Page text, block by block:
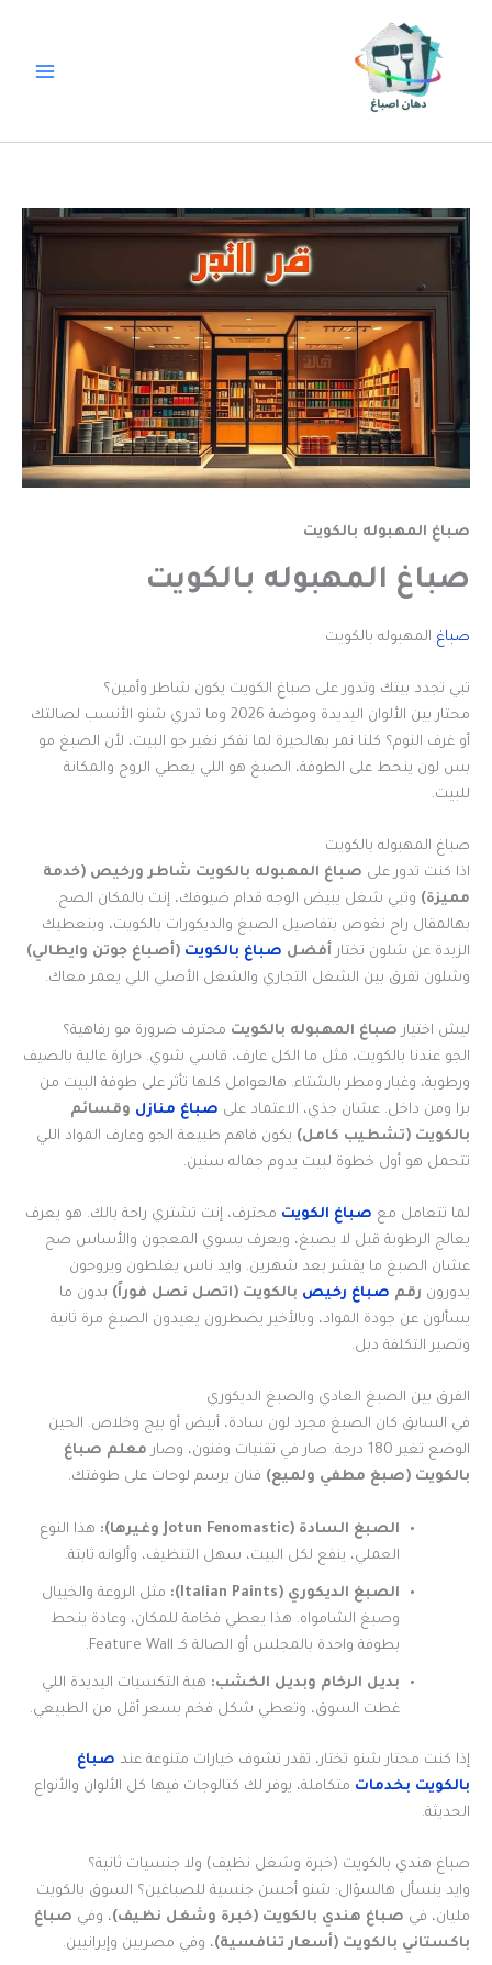
صباغ المهبوله بالكويت
صباغ المهبوله بالكويت
صباغ المهبوله بالكويت
تبي تجدد بيتك وتدور على صباغ الكويت يكون شاطر وأمين؟
محتار بين الألوان اليديدة وموضة 2026 وما تدري شنو الأنسب لصالتك
أو غرف النوم؟ كلنا نمر بهالحيرة لما نفكر نغير جو البيت، لأن الصبغ مو
بس لون ينحط على الطوفة، الصبغ هو اللي يعطي الروح والمكانة
للبيت.
صباغ المهبوله بالكويت
اذا كنت تدور على صباغ المهبوله بالكويت شاطر ورخيص (خدمة
مميزة) وتبي شغل يبيض الوجه قدام ضيوفك، إنت بالمكان الصح.
بهالمقال راح نغوص بتفاصيل الصبغ والديكورات بالكويت، وبنعطيك
الزبدة عن شلون تختار أفضل صباغ بالكويت (أصباغ جوتن وايطالي)
وشلون تفرق بين الشغل التجاري والشغل الأصلي اللي يعمر معاك.
ليش اختيار صباغ المهبوله بالكويت محترف ضرورة مو رفاهية؟
الجو عندنا بالكويت، مثل ما الكل عارف، قاسي شوي. حرارة عالية بالصيف
ورطوبة، وغبار ومطر بالشتاء. هالعوامل كلها تأثر على طوفة البيت من
برا ومن داخل. عشان جذي، الاعتماد على صباغ منازل وقسائم
بالكويت (تشطيب كامل) يكون فاهم طبيعة الجو وعارف المواد اللي
تتحمل هو أول خطوة لبيت يدوم جماله سنين.
لما تتعامل مع صباغ الكويت محترف، إنت تشتري راحة بالك. هو يعرف
يعالج الرطوبة قبل لا يصبغ، ويعرف يسوي المعجون والأساس صح
عشان الصبغ ما يقشر بعد شهرين. وايد ناس يغلطون ويروحون
يدورون رقم صباغ رخيص بالكويت (اتصل نصل فوراً) بدون ما
يسألون عن جودة المواد، وبالأخير يضطرون يعيدون الصبغ مرة ثانية
وتصير التكلفة دبل.
الفرق بين الصبغ العادي والصبغ الديكوري
في السابق كان الصبغ مجرد لون سادة، أبيض أو بيج وخلاص. الحين
الوضع تغير 180 درجة. صار في تقنيات وفنون، وصار
معلم صباغ
بالكويت (صبغ مطفي ولميع) فنان يرسم لوحات على طوفتك.
الصبغ السادة (Jotun Fenomastic وغيرها):
هذا النوع
العملي، ينفع لكل البيت، سهل التنظيف، وألوانه ثابتة.
الصبغ الديكوري (Italian Paints):
مثل الروعة والخييال
وصبغ الشامواه. هذا يعطي فخامة للمكان، وعادة ينحط
بطوفة واحدة بالمجلس أو الصالة كـ Feature Wall.
بديل الرخام وبديل الخشب: هبة التكسيات اليديدة اللي
غطت السوق، وتعطي شكل فخم بسعر أقل من الطبيعي.
إذا كنت محتار شنو تختار، تقدر تشوف خيارات متنوعة عند صباغ
بالكويت بخدمات متكاملة، يوفر لك كتالوجات فيها كل الألوان والأنواع
الحديثة.
صباغ هندي بالكويت (خبرة وشغل نظيف) ولا جنسيات ثانية؟
وايد ينسأل هالسؤال: شنو أحسن جنسية للصباغين؟ السوق بالكويت
مليان، في صباغ هندي بالكويت (خبرة وشغل نظيف)، وفي صباغ
باكستاني بالكويت (أسعار تنافسية)، وفي مصريين وإيرانيين.